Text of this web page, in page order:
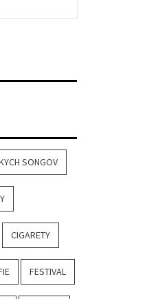
SONGOV
CIGARETY
FESTIVAL